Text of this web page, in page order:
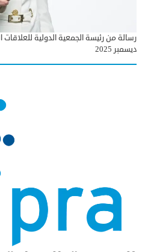
رسالة من رئيسة الجمعية الدولية للعلاقات
ديسمبر 2025